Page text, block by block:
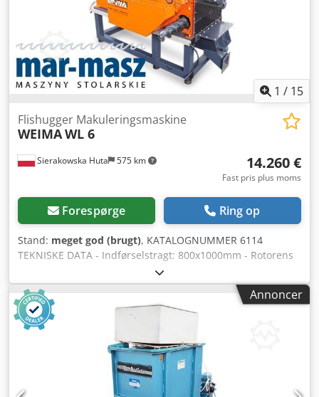
1 / 15
Sierakowska Huta 575 km
Flishugger Makuleringsmaskine
WEIMAWL 6
14.260 €
Fast pris plus moms
Forespørge Ring op
Stand: meget god (brugt), KATALOGNUMMER 6114
TEKNISKE DATA - Indførselstragt: 800x1000mm - Rotorens
arbejdsbredde: 800mm - Pumpemotor: 0,75kW -
Hovedmotor: 15kW - Antal knive: 21 stk - Knivmål:
30x30mm - Sold: 0,8x10mm - Trykskuffe - Elektrisk
autorevers - Udløbssnegle 2×1,1kW - Dimensioner (l/b/h):
2460x1800x2250mm - Vægt: 1660kg – Produceret i Tyskland
– Autorevers – Trykskuffe – Ikke malet – Meget god stand –
Brugt flishugger Djdeztaulspfx Ag Aock Nettopris: 59900
PLN Nettopris: 14260 euro afhængig af kurs, 4,2 euro
(Priser kan variere ved større udsving)
Annoncer